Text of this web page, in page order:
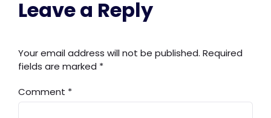
Leave a Reply
Your email address will not be published. Required
fields are marked *
Comment *